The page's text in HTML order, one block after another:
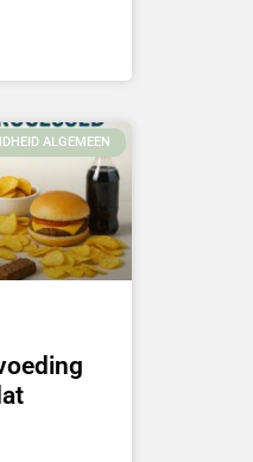
ALGEMEEN